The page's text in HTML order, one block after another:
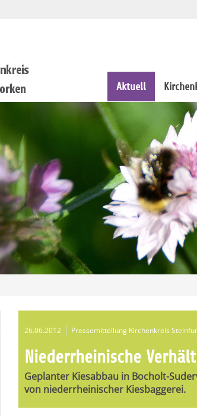
Aktuell
26.06.2012 Pressemitteilung Kirchenkreis
Niederrheinische
Geplanter Kiesabbau in Bocholt-
von niederrheinischer Kiesbaggerei.